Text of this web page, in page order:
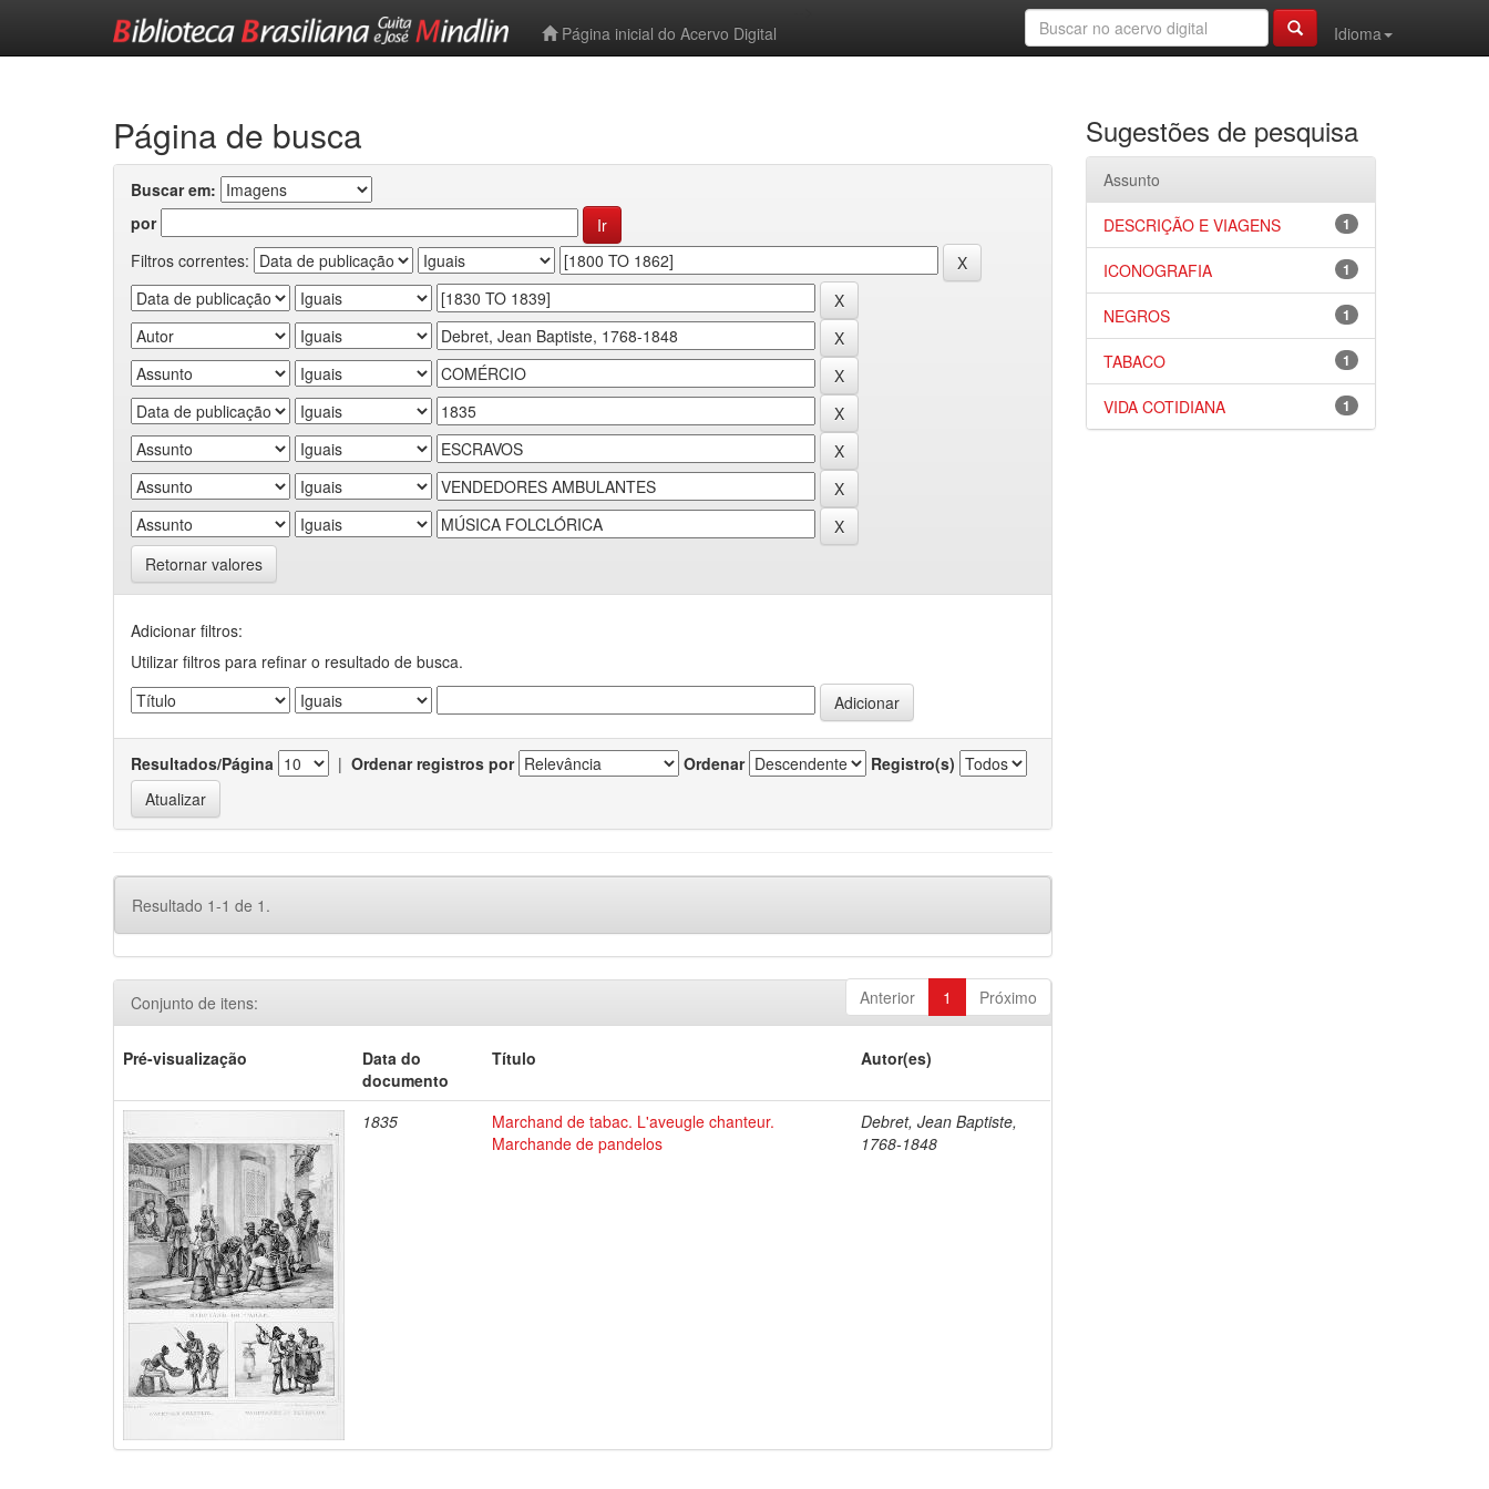
Página inicial do Acervo Digital
Idioma
Página de busca
Buscar em:
por
Filtros correntes:
Retornar valores
Adicionar filtros:
Utilizar filtros para refinar o resultado de busca.
Resultados/Página | Ordenar registros por Ordenar Registro(s)
Resultado 1-1 de 1.
Anterior 1 Próximo
Conjunto de itens:
Pré-visualização
Data do
documento
Título Autor(es)
1835
Marchand de tabac. L'aveugle chanteur.
Marchande de pandelos
Debret, Jean Baptiste,
1768-1848
Sugestões de pesquisa
Assunto
1
DESCRIÇÃO E VIAGENS
1
ICONOGRAFIA
1
NEGROS
1
TABACO
1
VIDA COTIDIANA